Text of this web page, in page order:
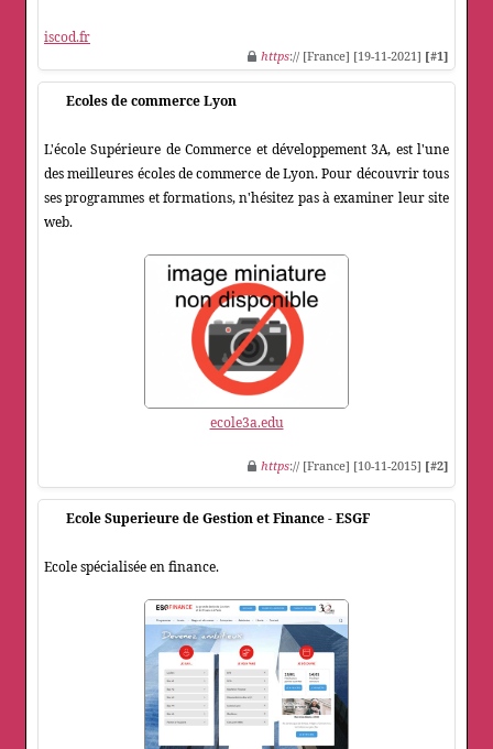
iscod.fr
https:// [France] [19-11-2021] [#1]
Ecoles de commerce Lyon
L'école Supérieure de Commerce et développement 3A, est l'une
des meilleures écoles de commerce de Lyon. Pour découvrir tous
ses programmes et formations, n'hésitez pas à examiner leur site
web.
ecole3a.edu
https:// [France] [10-11-2015] [#2]
Ecole Superieure de Gestion et Finance - ESGF
Ecole spécialisée en finance.